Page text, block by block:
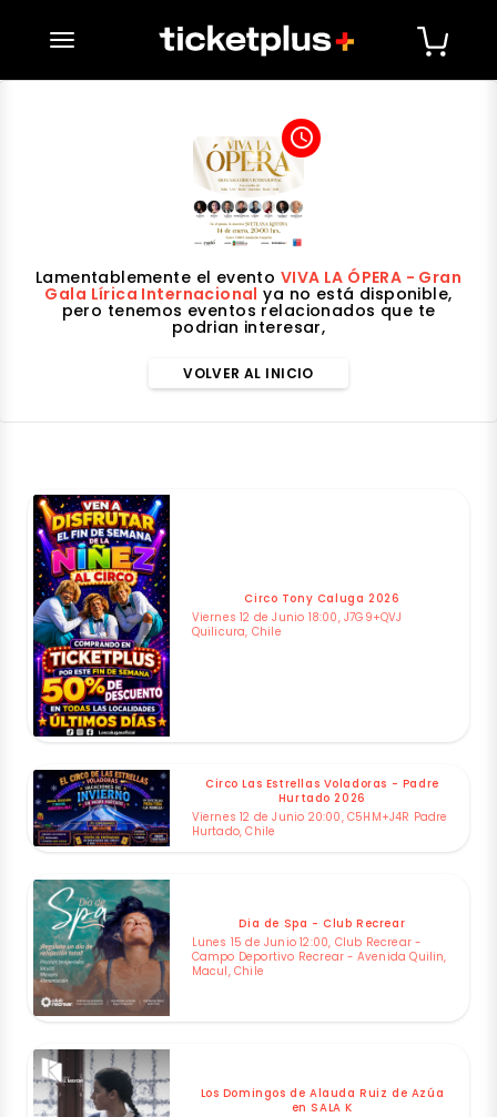
desplegar navegación
access_time
Lamentablemente el evento VIVA LA ÓPERA - Gran
Gala Lírica Internacional ya no está disponible,
pero tenemos eventos relacionados que te
podrian interesar,
VOLVER AL INICIO
Circo Tony Caluga 2026
Viernes 12 de Junio 18:00, J7G9+QVJ
Quilicura, Chile
Circo Las Estrellas Voladoras - Padre
Hurtado 2026
Viernes 12 de Junio 20:00, C5HM+J4R Padre
Hurtado, Chile
Dia de Spa - Club Recrear
Lunes 15 de Junio 12:00, Club Recrear -
Campo Deportivo Recrear - Avenida Quilin,
Macul, Chile
Los Domingos de Alauda Ruiz de Azúa
en SALA K